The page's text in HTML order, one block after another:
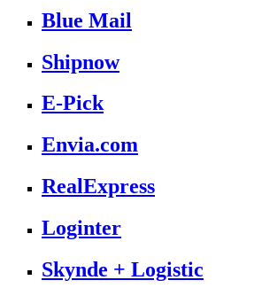
Blue Mail
Shipnow
E-Pick
Envia.com
RealExpress
Loginter
Skynde + Logistic